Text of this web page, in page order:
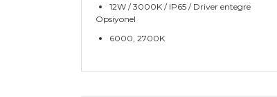
12W / 3000K / IP65 / Driver entegre
Opsiyonel
6000, 2700K
Bu ürünün fiyat bilgisi, resim, ürün